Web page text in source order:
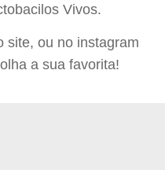
Vivos.
site, ou no instagram
a sua favorita!